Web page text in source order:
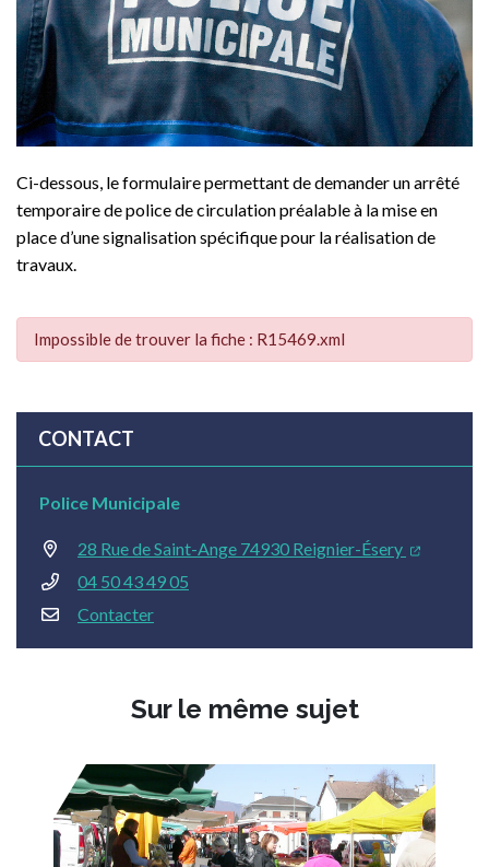
Ci-dessous, le formulaire permettant de demander un arrêté
temporaire de police de circulation préalable à la mise en
place d’une signalisation spécifique pour la réalisation de
travaux.
Impossible de trouver la fiche : R15469.xml
CONTACT
Police Municipale
28 Rue de Saint-Ange 74930 Reignier-Ésery
04 50 43 49 05
Contacter
Sur le même sujet